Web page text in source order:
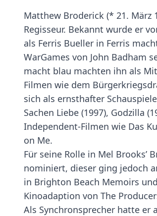
Matthew Broderick (* 21. März
Regisseur. Bekannt wurde er
als Ferris Bueller in Ferris
WarGames von John Badham
macht blau machten ihn als
Filmen wie dem
sich als ernsthafter
Sachen Liebe (1997), Godzilla
Independent-Filmen wie Das
on Me.
Für seine Rolle in Mel Brooks’
nominiert, dieser ging jedoch
in Brighton Beach Memoirs
Kinoadaption von The
Als Synchronsprecher hatte er